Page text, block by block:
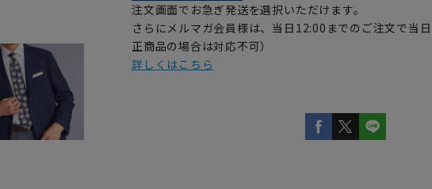
注文画面でお急ぎ発送を選択いただけます。
さらにメルマガ会員様は、当日12:00までのご注文で当
正商品の場合は対応不可）
詳しくはこちら